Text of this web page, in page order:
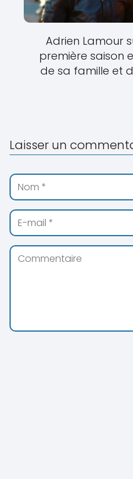
Adrien Lamour
première saison
de sa famille et
Laisser un